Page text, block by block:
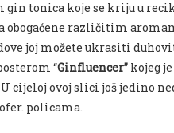
gin tonica koje se kriju u
obogaćene različitim
joj možete ukrasiti
“Ginfluencer” kojeg
cijeloj ovoj slici još jedino
policama.